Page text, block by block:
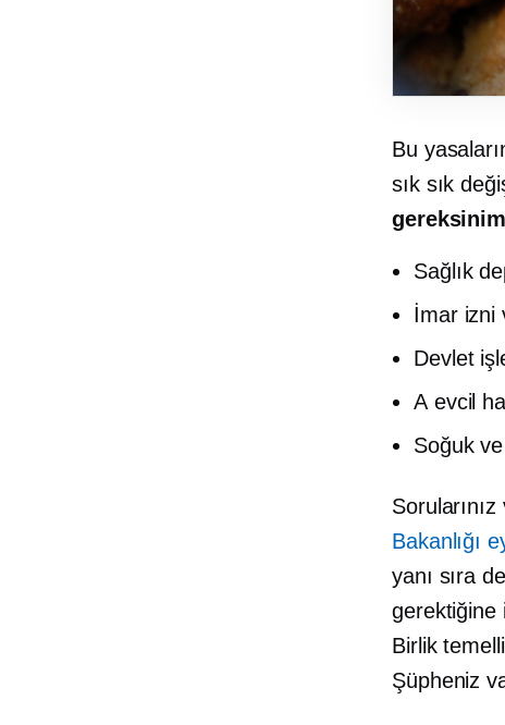
Bu
sık sık
gereksinim
Sağlık
İmar izni
Devlet
A evcil
Soğuk
Bakanlığı
yanı sıra
gerektiğine
Birlik temelli
Şüpheniz